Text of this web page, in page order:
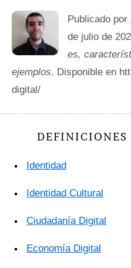
Publicado por
de julio de
es,
ejemplos. Disponible en
digital/
DEFINICIONES
Identidad
Identidad Cultural
Ciudadanía Digital
Economía Digital